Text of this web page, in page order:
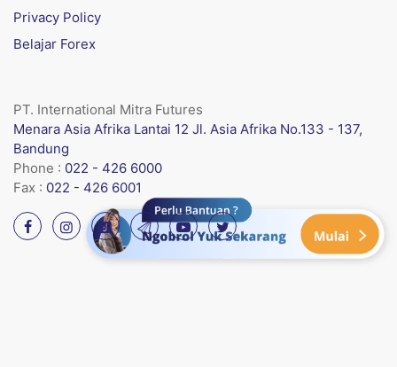
Privacy Policy
Belajar Forex
PT. International Mitra Futures
Menara Asia Afrika Lantai 12 Jl. Asia Afrika No.133 - 137,
Bandung
Phone : 022 - 426 6000
Fax : 022 - 426 6001